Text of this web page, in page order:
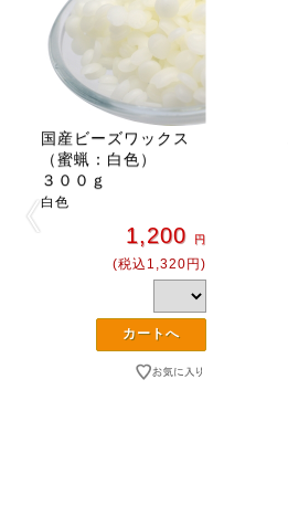
国産ビーズワックス
（蜜蝋：白色）
３００ｇ
白色
1,200 円
(税込1,320円)